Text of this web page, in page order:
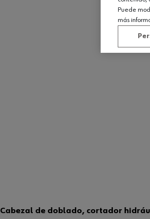
Cabezal de doblado, cortador
Puede
más